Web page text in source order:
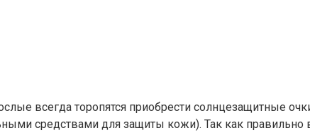
всегда торопятся приобрести солнцезащитные
средствами для защиты кожи). Так как правильно